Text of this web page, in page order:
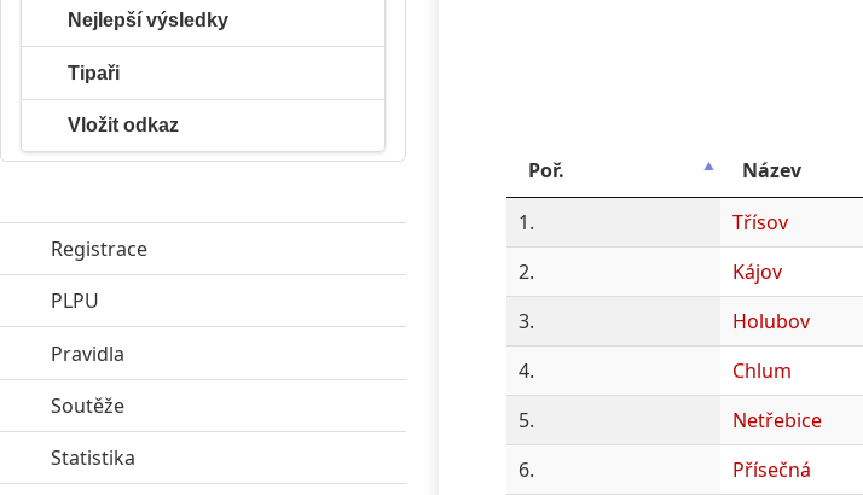
Poř.
Název
1.
Třísov
2.
Kájov
3.
Holubov
4.
Chlum
5.
Netřebice
6.
Přísečná
Nejlepší výsledky
Tipaři
Vložit odkaz
Registrace
PLPU
Pravidla
Soutěže
Statistika